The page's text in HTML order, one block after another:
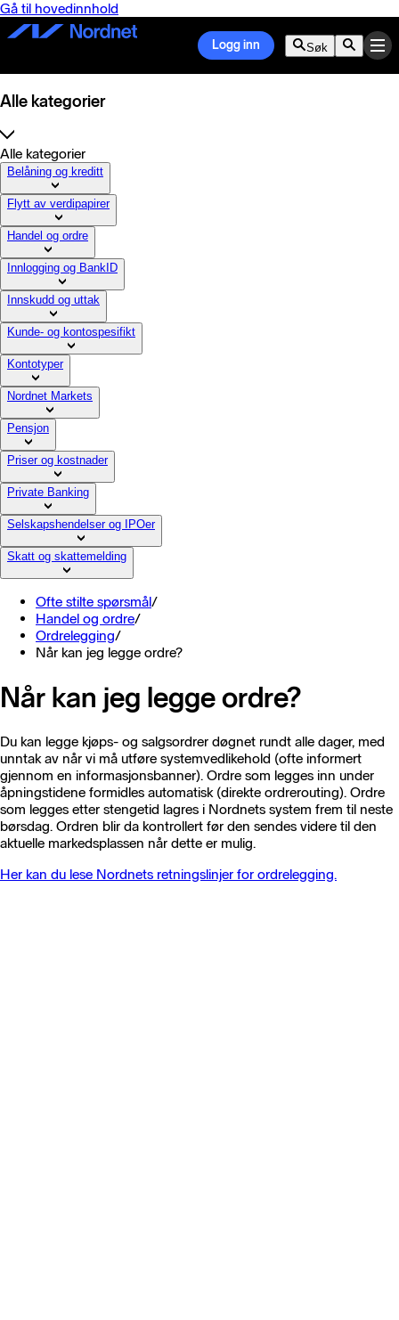
Gå til hovedinnhold
Logg inn Søk
Alle kategorier
Alle kategorier
Belåning og kreditt
Flytt av verdipapirer
Handel og ordre
Innlogging og BankID
Innskudd og uttak
Kunde- og kontospesifikt
Kontotyper
Nordnet Markets
Pensjon
Priser og kostnader
Private Banking
Selskapshendelser og IPOer
Skatt og skattemelding
Ofte stilte spørsmål/
Handel og ordre/
Ordrelegging/
Når kan jeg legge ordre?
Når kan jeg legge ordre?
Du kan legge kjøps- og salgsordrer døgnet rundt alle dager, med
unntak av når vi må utføre systemvedlikehold (ofte informert
gjennom en informasjonsbanner). Ordre som legges inn under
åpningstidene formidles automatisk (direkte ordrerouting). Ordre
som legges etter stengetid lagres i Nordnets system frem til neste
børsdag. Ordren blir da kontrollert før den sendes videre til den
aktuelle markedsplassen når dette er mulig.
Her kan du lese Nordnets retningslinjer for ordrelegging.